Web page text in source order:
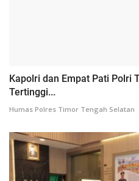
Kapolri dan Empat Pati Polri
Tertinggi...
Humas Polres Timor Tengah Selatan